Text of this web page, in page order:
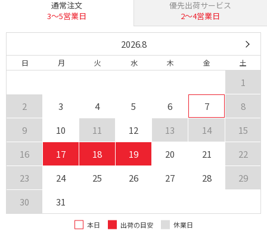
通常注文
3〜5営業日
優先出荷サービス
2〜4営業日
2026.8
日 月 火 水 木 金 土
1
2
3 4 5 6 7
8
9
10 11 12 13 14
15
16
17 18 19 20 21
22
23
24 25 26 27 28
29
30
31
本日 出荷の目安 休業日